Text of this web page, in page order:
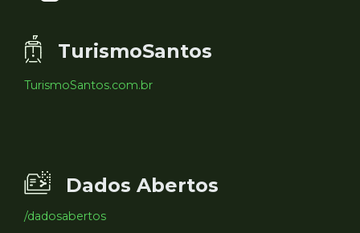
TurismoSantos
TurismoSantos.com.br
Dados Abertos
/dadosabertos